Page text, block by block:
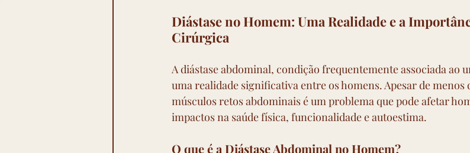
Diástase no Homem: Uma Realidade e a
Cirúrgica
A diástase abdominal, condição frequentemente associada ao
uma realidade significativa entre os homens. Apesar de menos
músculos retos abdominais é um problema que pode afetar
impactos na saúde física, funcionalidade e autoestima.
O que é a Diástase Abdominal no Homem?